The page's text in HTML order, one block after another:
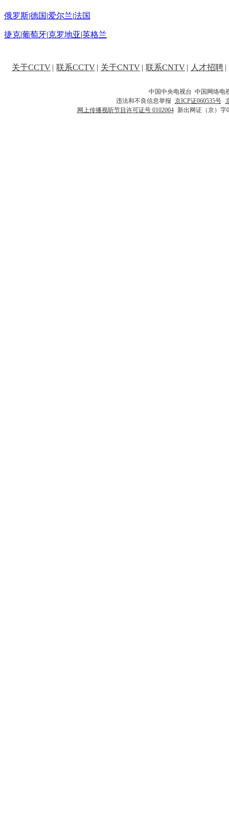
俄罗斯|德国|爱尔兰|法国
捷克|葡萄牙|克罗地亚|英格兰
关于CCTV | 联系CCTV | 关于CNTV | 联系CNTV | 人才招聘 |
中国中央电视台 中国网络电
违法和不良信息举报 京ICP证060535号
网上传播视听节目许可证号 0102004 新出网证（京）